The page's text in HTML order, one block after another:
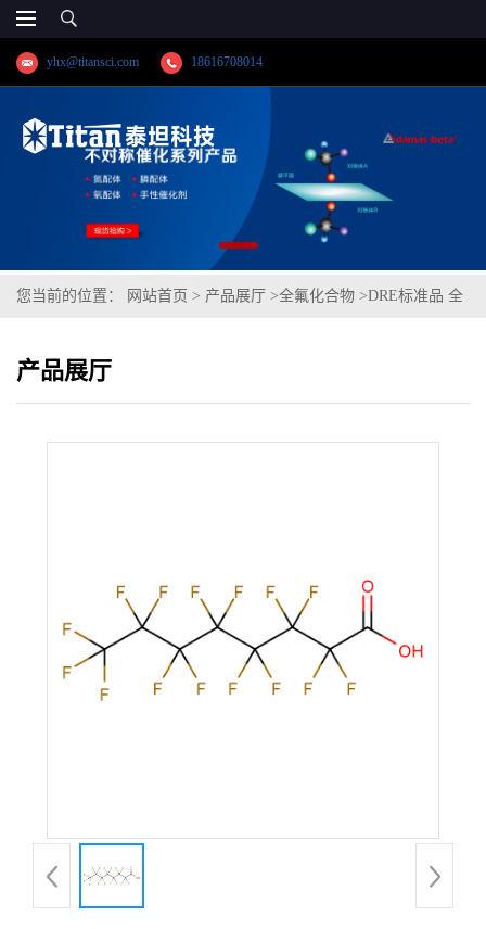
yhx@titansci.com 18616708014
您当前的位置： 网站首页 > 产品展厅 >全氟化合物 >DRE标准品 全
应）
产品展厅